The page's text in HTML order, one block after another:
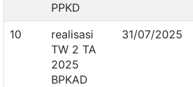
PPKD
10
realisasi
TW 2 TA
2025
BPKAD
31/07/2025